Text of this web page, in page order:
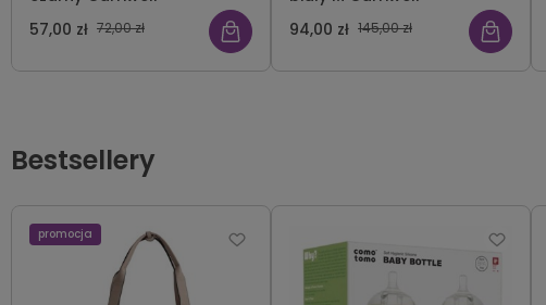
57,00 zł 72,00 zł
94,00 zł 145,00 zł
Bestsellery
promocja